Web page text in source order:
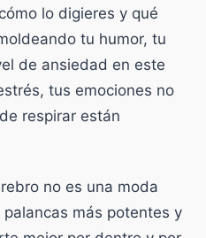
lo digieres y qué
tu humor, tu
de ansiedad en este
tus emociones no
respirar están
no es una moda
más potentes y